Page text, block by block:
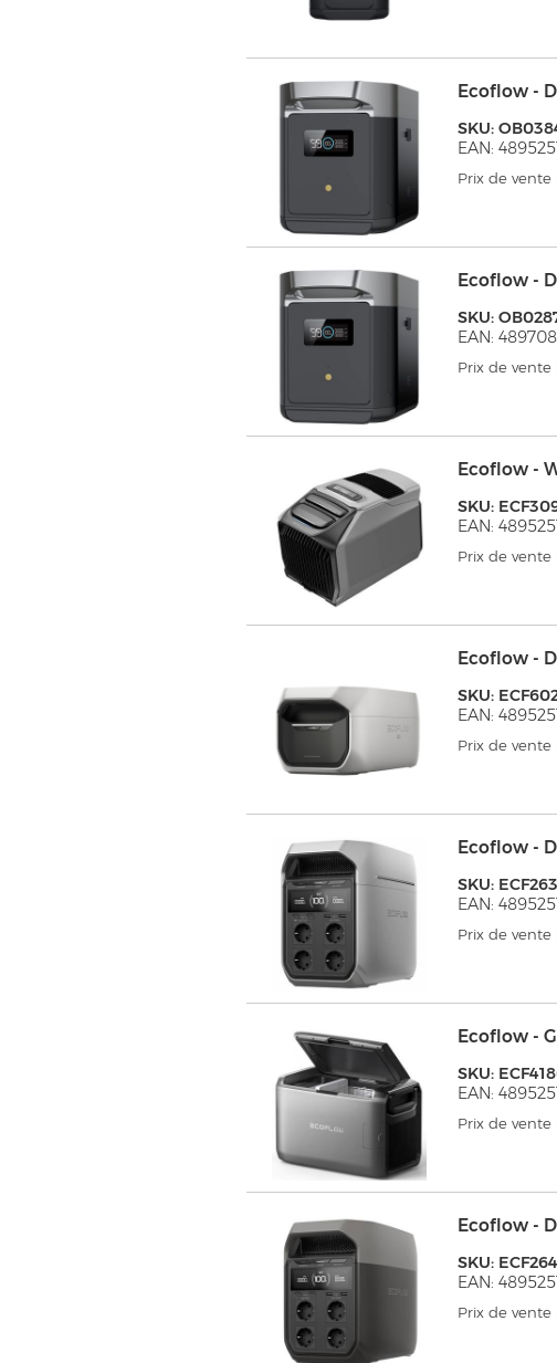
Ecoflow -
SKU:
EAN:
Prix de
Ecoflow -
SKU:
EAN:
Prix de
Ecoflow -
SKU:
EAN:
Prix de
Ecoflow -
SKU:
EAN:
Prix de
Ecoflow -
SKU:
EAN:
Prix de
Ecoflow -
SKU:
EAN:
Prix de
Ecoflow -
SKU:
EAN:
Prix de